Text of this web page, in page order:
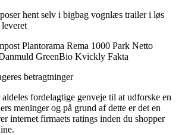
hent selv i bigbag vognlæs traileri løs
Plantorama Rema 1000 Park Netto
GreenBio Kvickly Fakta
betragtninger
fordelagtige genveje til at udforske en
meninger og på grund af dette er det en
internet firmaets ratings inden du shopper